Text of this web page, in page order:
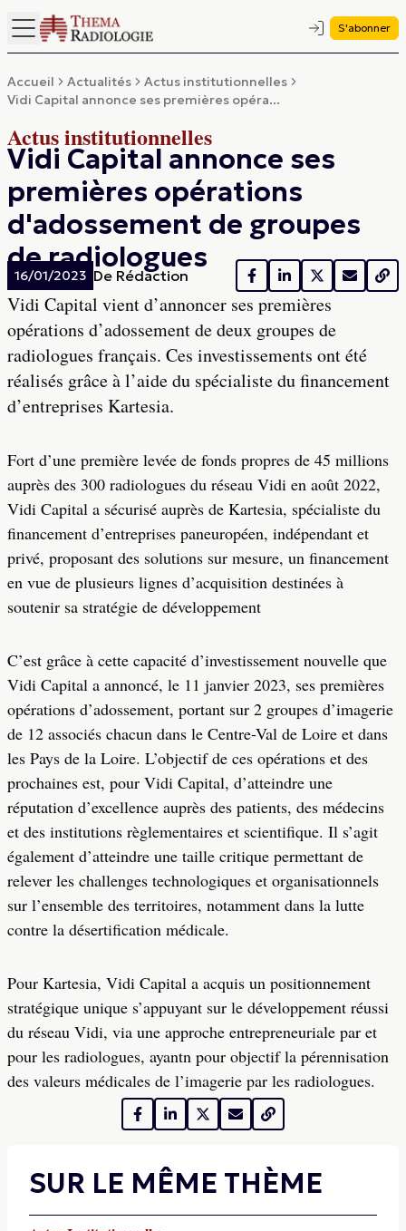
S'abonner
Accueil Actualités
Actus institutionnelles
Vidi Capital annonce ses premières opéra...
Actus institutionnelles
Vidi Capital annonce ses
premières opérations
d'adossement de groupes
de radiologues
16/01/2023 De Rédaction
Vidi Capital vient d’annoncer ses premières
opérations d’adossement de deux groupes de
radiologues français. Ces investissements ont été
réalisés grâce à l’aide du spécialiste du financement
d’entreprises Kartesia.
Fort d’une première levée de fonds propres de 45 millions
auprès des 300 radiologues du réseau Vidi en août 2022,
Vidi Capital a sécurisé auprès de Kartesia, spécialiste du
financement d’entreprises paneuropéen, indépendant et
privé, proposant des solutions sur mesure, un financement
en vue de plusieurs lignes d’acquisition destinées à
soutenir sa stratégie de développement
C’est grâce à cette capacité d’investissement nouvelle que
Vidi Capital a annoncé, le 11 janvier 2023, ses premières
opérations d’adossement, portant sur 2 groupes d’imagerie
de 12 associés chacun dans le Centre-Val de Loire et dans
les Pays de la Loire. L’objectif de ces opérations et des
prochaines est, pour Vidi Capital, d’atteindre une
réputation d’excellence auprès des patients, des médecins
et des institutions règlementaires et scientifique. Il s’agit
également d’atteindre une taille critique permettant de
relever les challenges technologiques et organisationnels
sur l’ensemble des territoires, notamment dans la lutte
contre la désertification médicale.
Pour Kartesia, Vidi Capital a acquis un positionnement
stratégique unique s’appuyant sur le développement réussi
du réseau Vidi, via une approche entrepreneuriale par et
pour les radiologues, ayantn pour objectif la pérennisation
des valeurs médicales de l’imagerie par les radiologues.
SUR LE MÊME THÈME